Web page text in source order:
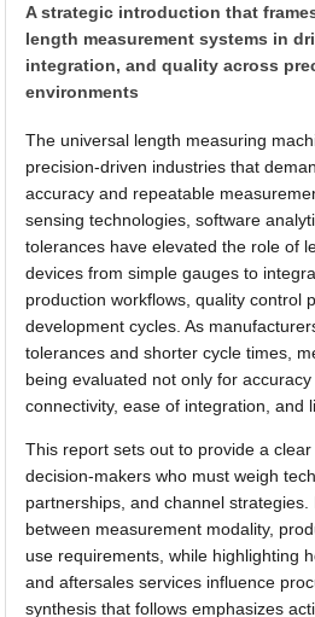
A strategic introduction that
length measurement systems in
integration, and quality across
environments
The universal length measuring
precision-driven industries that
accuracy and repeatable
sensing technologies, software
tolerances have elevated the role of
devices from simple gauges to
production workflows, quality control
development cycles. As
tolerances and shorter cycle times,
being evaluated not only for
connectivity, ease of integration, and
This report sets out to provide a
decision-makers who must weigh
partnerships, and channel
between measurement modality,
use requirements, while highlighting
and aftersales services influence
synthesis that follows emphasizes